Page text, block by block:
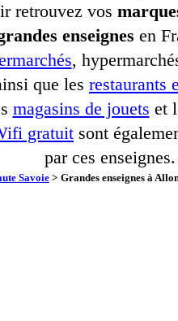
retrouvez vos
enseignes en
,
que les restaurants
magasins de jouets et
gratuit sont
par ces enseignes.
Savoie > Grandes enseignes à